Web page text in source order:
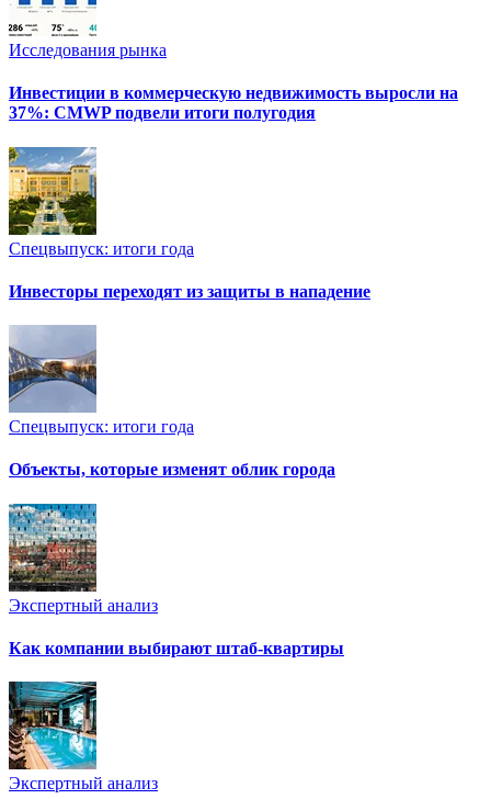
Исследования рынка
Инвестиции в коммерческую недвижимость выросли на
37%: CMWP подвели итоги полугодия
Спецвыпуск: итоги года
Инвесторы переходят из защиты в нападение
Спецвыпуск: итоги года
Объекты, которые изменят облик города
Экспертный анализ
Как компании выбирают штаб-квартиры
Экспертный анализ